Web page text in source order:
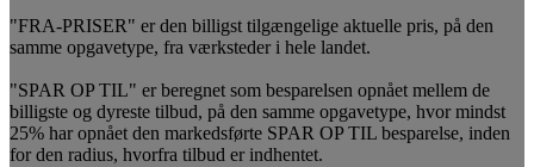
"FRA-PRISER" er den billigst tilgængelige aktuelle pris, på den
samme opgavetype, fra værksteder i hele landet.
"SPAR OP TIL" er beregnet som besparelsen opnået mellem de
billigste og dyreste tilbud, på den samme opgavetype, hvor mindst
25% har opnået den markedsførte SPAR OP TIL besparelse, inden
for den radius, hvorfra tilbud er indhentet.